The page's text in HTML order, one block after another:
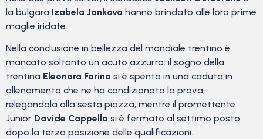
la bulgara Izabela Jankova hanno brindato alle loro prime
maglie iridate.
Nella conclusione in bellezza del mondiale trentino è
mancato soltanto un acuto azzurro: il sogno della
trentina Eleonora Farina si è spento in una caduta in
allenamento che ne ha condizionato la prova,
relegandola alla sesta piazza, mentre il promettente
Junior Davide Cappello si è fermato al settimo posto
dopo la terza posizione delle qualificazioni.